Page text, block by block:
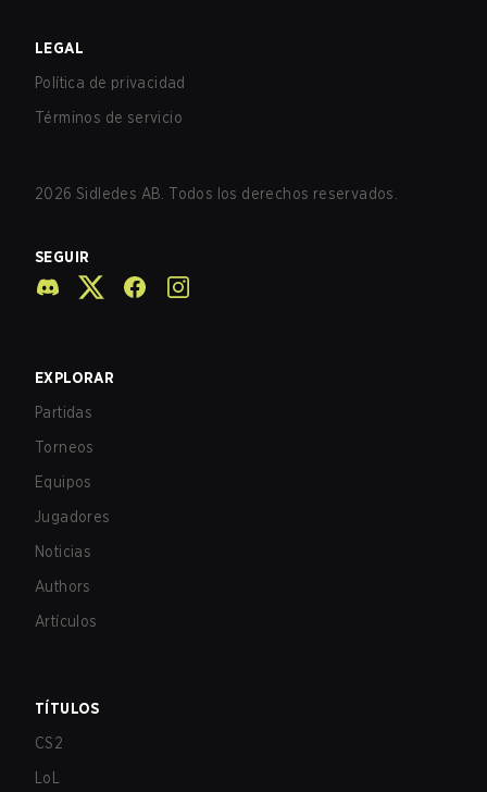
LEGAL
Política de privacidad
Términos de servicio
2026 Sidledes AB. Todos los derechos reservados.
SEGUIR
EXPLORAR
Partidas
Torneos
Equipos
Jugadores
Noticias
Authors
Artículos
TÍTULOS
CS2
LoL